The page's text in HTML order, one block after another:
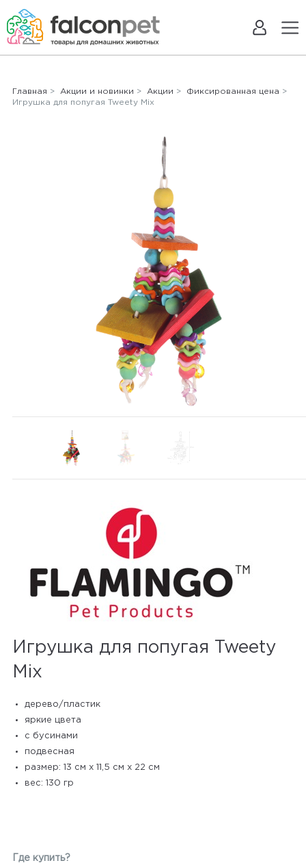
Главная > Акции и новинки > Акции > Фиксированная цена >
Игрушка для попугая Tweety Mix
Игрушка для попугая Tweety
Mix
дерево/пластик
яркие цвета
с бусинами
подвесная
размер: 13 см х 11,5 см х 22 см
вес: 130 гр
Где купить?